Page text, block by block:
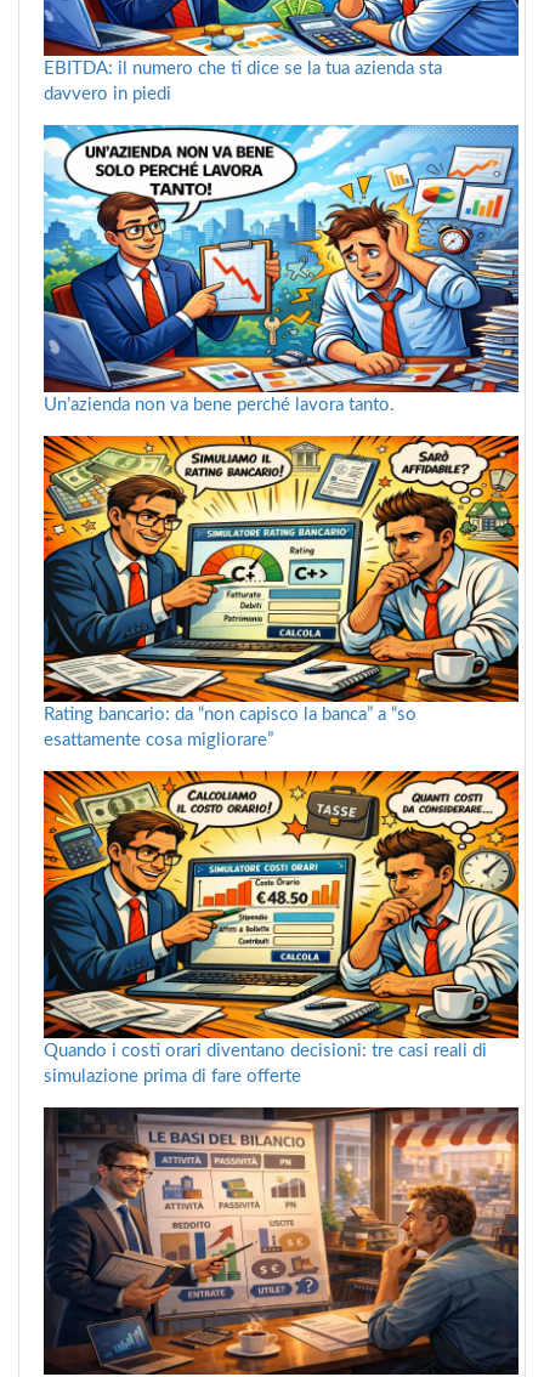
EBITDA: il numero che ti dice se la tua azienda sta
davvero in piedi
Un’azienda non va bene perché lavora tanto.
Rating bancario: da “non capisco la banca” a “so
esattamente cosa migliorare”
Quando i costi orari diventano decisioni: tre casi reali di
simulazione prima di fare offerte